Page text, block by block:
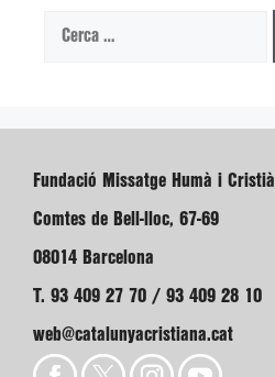
Cerca:
Fundació Missatge Humà i Cristià
Comtes de Bell-lloc, 67-69
08014 Barcelona
T. 93 409 27 70 / 93 409 28 10
web@catalunyacristiana.cat